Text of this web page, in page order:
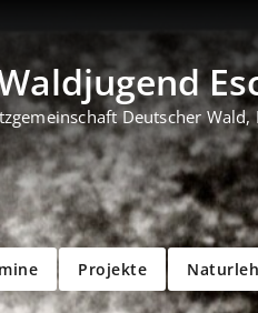
Deutscher
Projekte